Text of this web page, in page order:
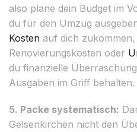
also plane dein Budget im
du für den Umzug
Kosten auf dich
Renovierungskosten oder
du finanzielle
Ausgaben im Griff behalten.
5. Packe systematisch:
Gelsenkirchen nicht den